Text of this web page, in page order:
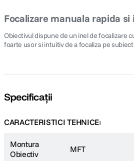
Focalizare manuala rapida
Obiectivul dispune de un inel de focalizare
foarte usor si intuitiv de a focaliza pe
Specificații
CARACTERISTICI TEHNICE:
Montura
Obiectiv
MFT